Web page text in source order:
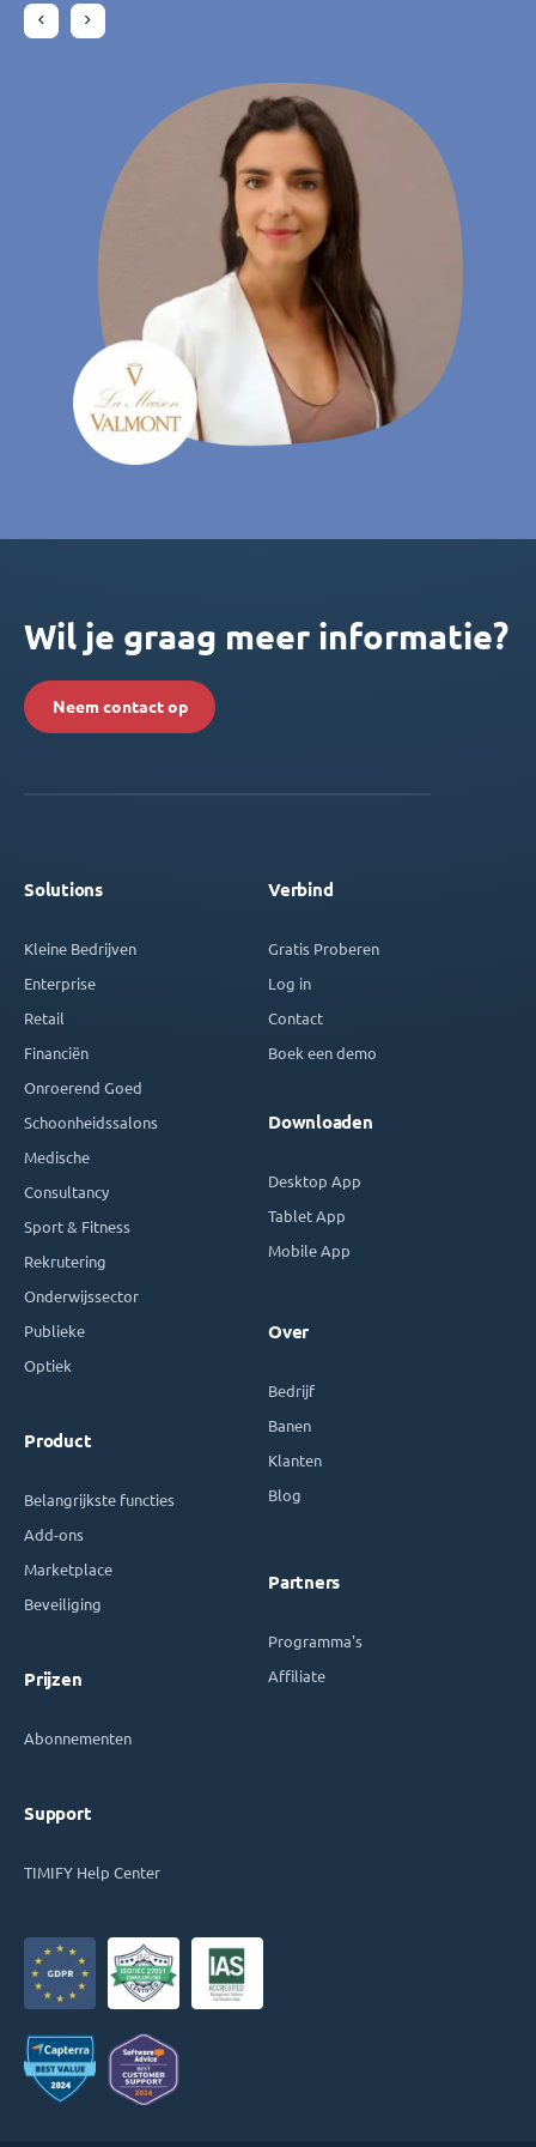
Daniela Rohrmann
KG
Wil je graag meer informatie?
Neem contact op
Solutions
Kleine Bedrijven
Enterprise
Retail
Financiën
Onroerend Goed
Schoonheidssalons
Medische
Consultancy
Sport & Fitness
Rekrutering
Onderwijssector
Publieke
Optiek
Product
Belangrijkste functies
Add-ons
Marketplace
Beveiliging
Prijzen
Abonnementen
Support
TIMIFY Help Center
Verbind
Gratis Proberen
Log in
Contact
Boek een demo
Downloaden
Desktop App
Tablet App
Mobile App
Over
Bedrijf
Banen
Klanten
Blog
Partners
Programma's
Affiliate